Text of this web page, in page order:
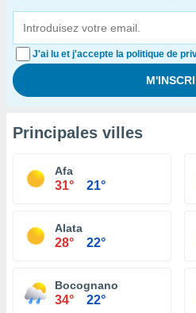
J'ai lu et j'accepte la politique de
Principales villes
Afa
31° 21°
Alata
28° 22°
Bocognano
34° 22°